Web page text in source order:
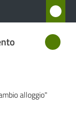
alloggio"